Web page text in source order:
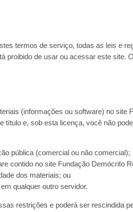
termos de serviço, todas as leis e
de usar ou acessar este
(informações ou software) no
título e, sob esta licença, você não
pública (comercial ou não comercial);
contido no site Fundação Demócrito
dos materiais; ou
qualquer outro servidor.
restrições e poderá ser rescindida